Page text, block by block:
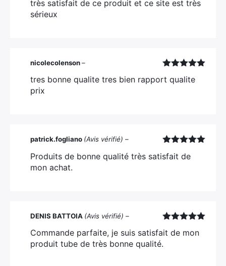
5
très satisfait de ce produit et ce site est très
sérieux
5
nicolecolenson–
tres bonne qualite tres bien rapport qualite
prix
Note
5
patrick.fogliano (Avis vérifié) –
Produits de bonne qualité très satisfait de
mon achat.
5
DENIS BATTOIA (Avis vérifié) –
Commande parfaite, je suis satisfait de mon
produit tube de très bonne qualité.